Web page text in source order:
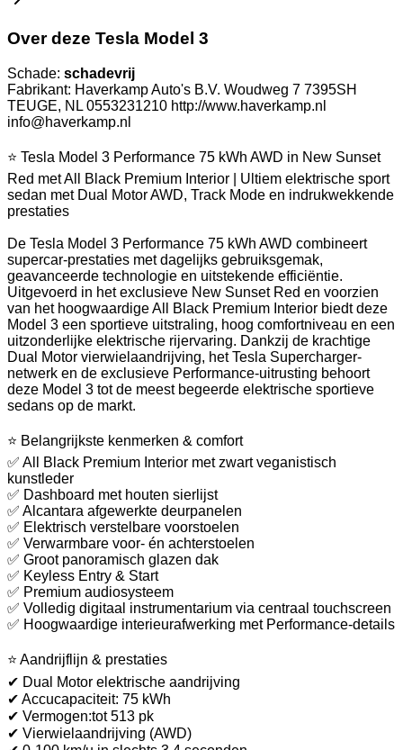
Over deze Tesla Model 3
Schade: schadevrij
Fabrikant: Haverkamp Auto's B.V. Woudweg 7 7395SH
TEUGE, NL 0553231210 http://www.haverkamp.nl
info@haverkamp.nl
⭐ Tesla Model 3 Performance 75 kWh AWD in New Sunset
Red met All Black Premium Interior | Ultiem elektrische sport
sedan met Dual Motor AWD, Track Mode en indrukwekkende
prestaties
De Tesla Model 3 Performance 75 kWh AWD combineert
supercar-prestaties met dagelijks gebruiksgemak,
geavanceerde technologie en uitstekende efficiëntie.
Uitgevoerd in het exclusieve New Sunset Red en voorzien
van het hoogwaardige All Black Premium Interior biedt deze
Model 3 een sportieve uitstraling, hoog comfortniveau en een
uitzonderlijke elektrische rijervaring. Dankzij de krachtige
Dual Motor vierwielaandrijving, het Tesla Supercharger-
netwerk en de exclusieve Performance-uitrusting behoort
deze Model 3 tot de meest begeerde elektrische sportieve
sedans op de markt.
⭐ Belangrijkste kenmerken & comfort
✅ All Black Premium Interior met zwart veganistisch
kunstleder
✅ Dashboard met houten sierlijst
✅ Alcantara afgewerkte deurpanelen
✅ Elektrisch verstelbare voorstoelen
✅ Verwarmbare voor- én achterstoelen
✅ Groot panoramisch glazen dak
✅ Keyless Entry & Start
✅ Premium audiosysteem
✅ Volledig digitaal instrumentarium via centraal touchscreen
✅ Hoogwaardige interieurafwerking met Performance-details
⭐ Aandrijflijn & prestaties
✔ Dual Motor elektrische aandrijving
✔ Accucapaciteit: 75 kWh
✔ Vermogen:tot 513 pk
✔ Vierwielaandrijving (AWD)